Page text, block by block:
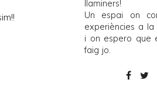
llaminers!
Un espai on
experiències a la
i on espero que
faig jo.